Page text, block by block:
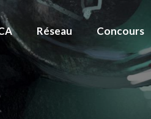
Réseau Concours